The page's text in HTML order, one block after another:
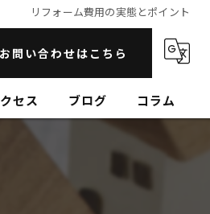
リフォーム費用の実態とポイント
お問い合わせはこちら
セス ブログ コラム